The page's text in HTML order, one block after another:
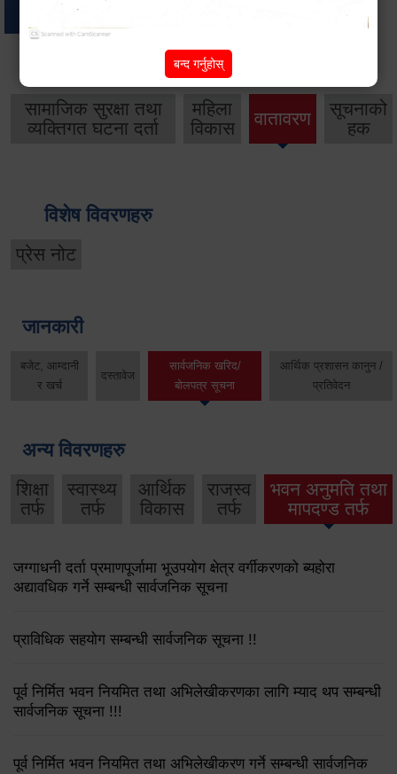
सामाजिक सुरक्षा तथा
व्यक्तिगत घटना दर्ता
महिला
विकास
वातावरण
सूचनाको
हक
विशेष विवरणहरु
प्रेस नोट
जानकारी
बजेट, आम्दानी
र खर्च
दस्तावेज
सार्वजनिक खरिद/
बोलपत्र सूचना
आर्थिक प्रशासन कानुन /
प्रतिवेदन
अन्य विवरणहरु
शिक्षा
तर्फ
स्वास्थ्य
तर्फ
आर्थिक
विकास
राजस्व
तर्फ
भवन अनुमति तथा
मापदण्ड तर्फ
जग्गाधनी दर्ता प्रमाणपूर्जामा भूउपयोग क्षेत्र वर्गीकरणको ब्यहोरा
अद्यावधिक गर्ने सम्बन्धी सार्वजनिक सूचना
प्राविधिक सहयोग सम्बन्धी सार्वजनिक सूचना !!
पूर्व निर्मित भवन नियमित तथा अभिलेखीकरणका लागि म्याद थप सम्बन्धी
सार्वजनिक सूचना !!!
पूर्व निर्मित भवन नियमित तथा अभिलेखीकरण गर्ने सम्बन्धी सार्वजनिक
बन्द गर्नुहोस्